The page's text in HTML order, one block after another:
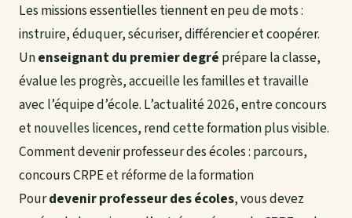
Les missions essentielles tiennent en peu de mots :
instruire, éduquer, sécuriser, différencier et coopérer.
Unenseignant du premier degré prépare la classe,
évalue les progrès, accueille les familles et travaille
avec l’équipe d’école. L’actualité 2026, entre concours
et nouvelles licences, rend cette formation plus visible.
Comment devenir professeur des écoles : parcours,
concours CRPE et réforme de la formation
Pourdevenir professeur des écoles, vous devez